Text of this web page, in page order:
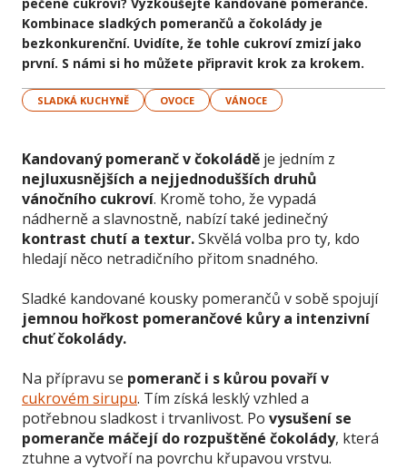
Kombinace sladkých pomerančů a čokolády je
bezkonkurenční. Uvidíte, že tohle cukroví zmizí jako
první. S námi si ho můžete připravit krok za krokem.
SLADKÁ KUCHYNĚ OVOCE VÁNOCE
Kandovaný pomeranč v čokoládě je jedním z
nejluxusnějších a nejjednodušších druhů
vánočního cukroví. Kromě toho, že vypadá
nádherně a slavnostně, nabízí také jedinečný
kontrast chutí a textur.Skvělá volba pro ty, kdo
hledají něco netradičního přitom snadného.
Sladké kandované kousky pomerančů v sobě spojují
jemnou hořkost pomerančové kůry a intenzivní
chuť čokolády.
Na přípravu se pomeranč i s kůrou povaří v
cukrovém sirupu. Tím získá lesklý vzhled a
potřebnou sladkost i trvanlivost. Po vysušení se
pomeranče máčejí do rozpuštěné čokolády, která
ztuhne a vytvoří na povrchu křupavou vrstvu.